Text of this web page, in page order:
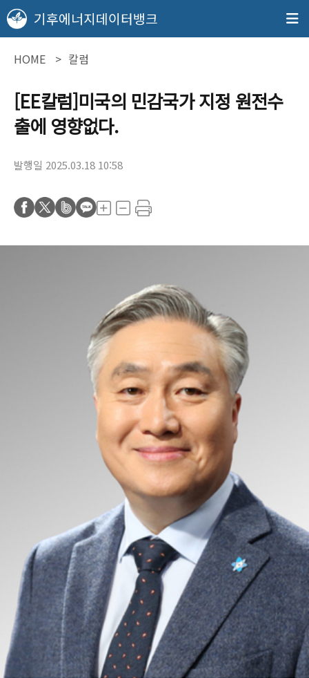
기후에너지데이터뱅크
HOME 칼럼
[EE칼럼]미국의 민감국가 지정 원전수
출에 영향없다.
발행일 2025.03.18 10:58